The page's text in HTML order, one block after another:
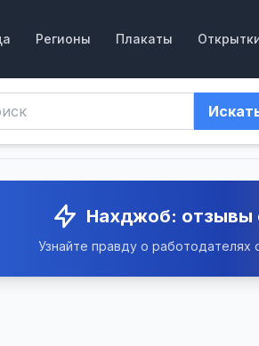
Регионы Плакаты
Нахджоб: отзывы
Узнайте правду о работодателях